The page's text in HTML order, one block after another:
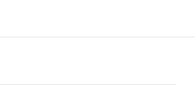
p
Li